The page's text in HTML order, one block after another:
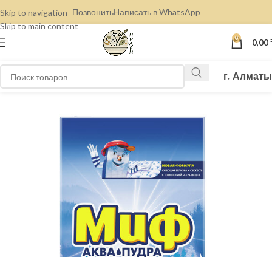
Skip to navigation
Skip to main content
ПозвонитьНаписать в WhatsApp
0 0,00
г. Алматы